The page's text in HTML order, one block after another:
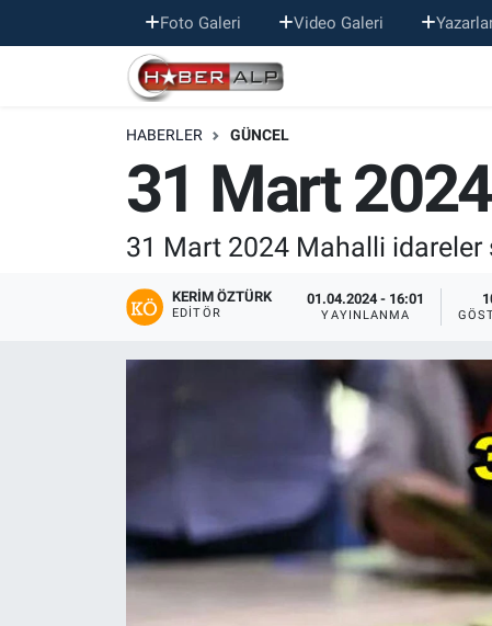
Foto Galeri Video Galeri
HABERLER GÜNCEL
31 Mart
31 Mart 2024 Mahalli idareler
KERIM ÖZTÜRK
EDITÖR
01.04.2024 - 16:01
YAYINLANMA
Nöbetçi Eczaneler
Hava Durumu
Trafik Durumu
Süper Lig Puan Durumu ve Fikstür
Tüm Manşetler
Son Dakika Haberleri